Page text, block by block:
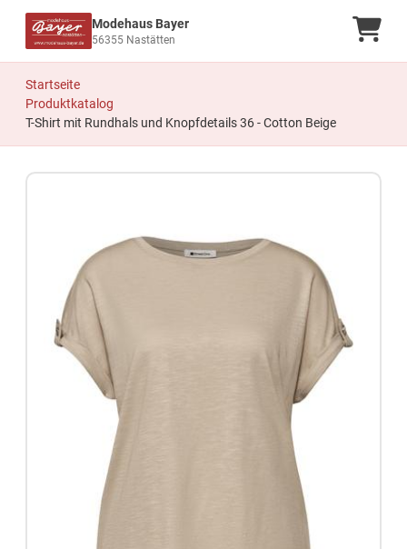
Modehaus Bayer
56355 Nastätten
Startseite
Produktkatalog
T-Shirt mit Rundhals und Knopfdetails 36 - Cotton Beige